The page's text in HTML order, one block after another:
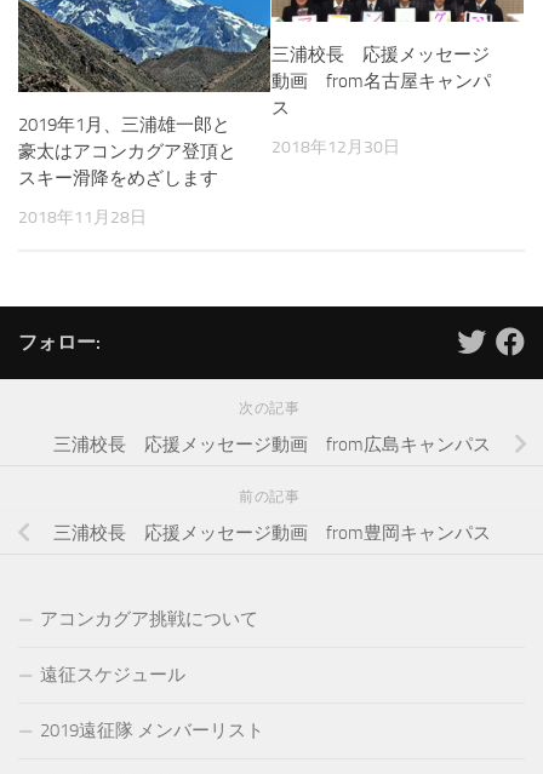
2019年1月、三浦雄一郎と
豪太はアコンカグア登頂と
スキー滑降をめざします
2018年11月28日
三浦校長 応援メッセージ
動画 from名古屋キャンパ
ス
2018年12月30日
フォロー:
次の記事
三浦校長 応援メッセージ動画 from広島キャンパス
前の記事
三浦校長 応援メッセージ動画 from豊岡キャンパス
アコンカグア挑戦について
遠征スケジュール
2019遠征隊 メンバーリスト